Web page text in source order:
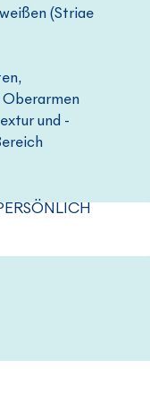
(Striae
und -